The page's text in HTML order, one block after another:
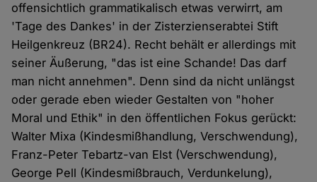
offensichtlich grammatikalisch etwas verwirrt, am
'Tage des Dankes' in der Zisterzienserabtei Stift
Heilgenkreuz (BR24). Recht behält er allerdings mit
seiner Äußerung, "das ist eine Schande! Das darf
man nicht annehmen". Denn sind da nicht unlängst
oder gerade eben wieder Gestalten von "hoher
Moral und Ethik" in den öffentlichen Fokus gerückt:
Walter Mixa (Kindesmißhandlung, Verschwendung),
Franz-Peter Tebartz-van Elst (Verschwendung),
George Pell (Kindesmißbrauch, Verdunkelung),